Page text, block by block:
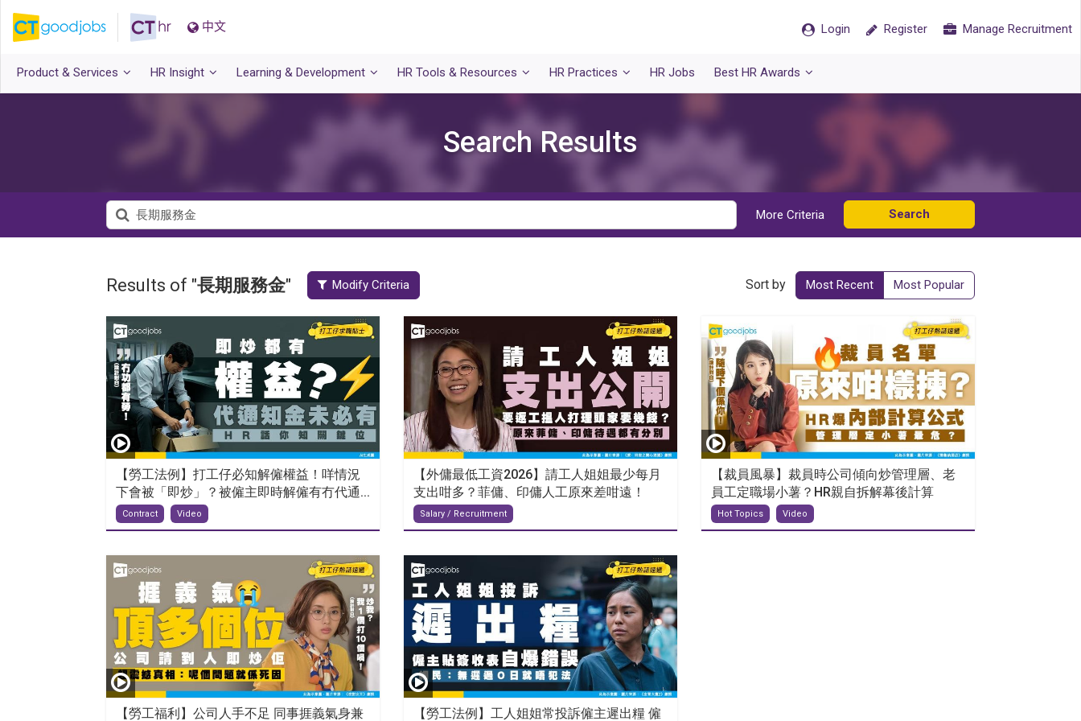
中文 Login Register Manage Recruitment
Product & Services HR Insight Learning & Development HR Tools & Resources HR Practices HR Jobs Best HR Awards
Search Results
More Criteria Search
Results of "長期服務金" Modify Criteria Sort by Most Recent Most Popular
【勞工法例】打工仔必知解僱權益！咩情況
下會被「即炒」？被僱主即時解僱有冇代通...
Contract Video
【外傭最低工資2026】請工人姐姐最少每月
支出咁多？菲傭、印傭人工原來差咁遠！
Salary / Recruitment
【裁員風暴】裁員時公司傾向炒管理層、老
員工定職場小薯？HR親自拆解幕後計算
Hot Topics Video
【勞工福利】公司人手不足 同事捱義氣身兼 【勞工法例】工人姐姐常投訴僱主遲出糧 僱